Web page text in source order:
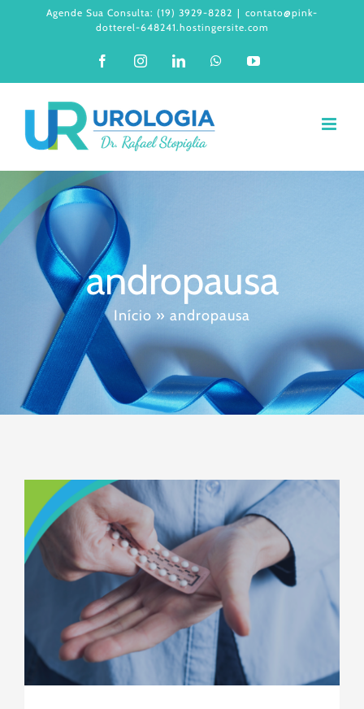
Agende Sua Consulta: (19) 3929-8282 | contato@pink-
dotterel-648241.hostingersite.com
FacebookInstagramLinkedInWhatsAppYouTube
andropausa
Início » andropausa
Reposição hormonal masculina:
quando é indicada?